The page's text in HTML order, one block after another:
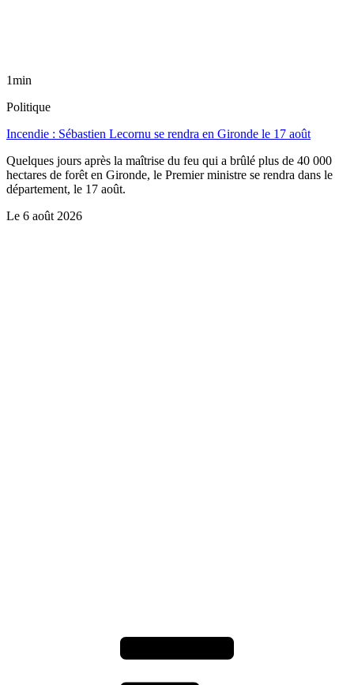
1min
Politique
Incendie : Sébastien Lecornu se rendra en Gironde le 17 août
Quelques jours après la maîtrise du feu qui a brûlé plus de 40 000
hectares de forêt en Gironde, le Premier ministre se rendra dans le
département, le 17 août.
Le 6 août 2026